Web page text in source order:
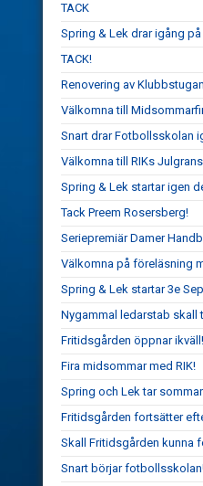
TACK
Spring & Lek drar igång
TACK!
Renovering av Klubbstugan
Välkomna till
Snart drar Fotbollsskolan
Välkomna till RIKs
Spring & Lek startar igen
Tack Preem Rosersberg!
Seriepremiär Damer
Välkomna på föreläsning
Spring & Lek startar 3e
Nygammal ledarstab skall
Fritidsgården öppnar ikväll!
Fira midsommar med RIK!
Spring och Lek tar
Fritidsgården fortsätter
Skall Fritidsgården kunna
Snart börjar